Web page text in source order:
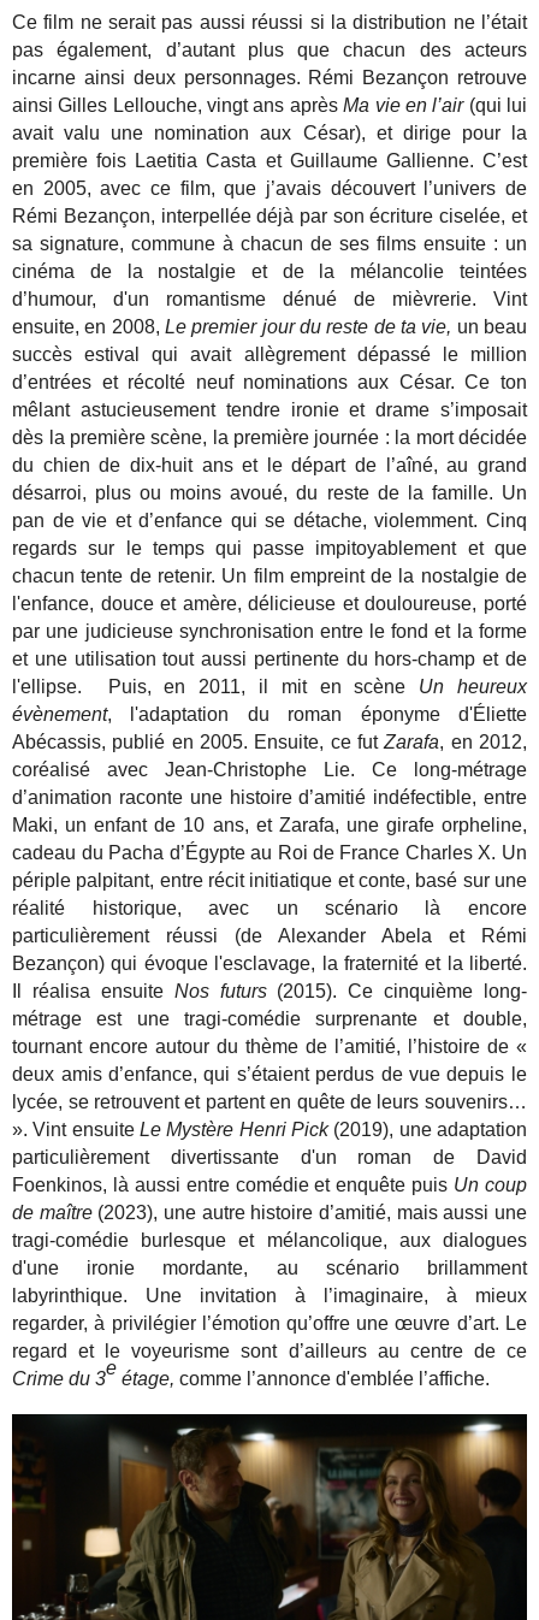
Ce film ne serait pas aussi réussi si la distribution ne l’était
pas également, d’autant plus que chacun des acteurs
incarne ainsi deux personnages. Rémi Bezançon retrouve
ainsi Gilles Lellouche, vingt ans aprèsMa vie en l’air(qui lui
avait valu une nomination aux César), et dirige pour la
première fois Laetitia Casta et Guillaume Gallienne. C’est
en 2005, avec ce film, que j’avais découvert l’univers de
Rémi Bezançon, interpellée déjà par son écriture ciselée, et
sa signature, commune à chacun de ses films ensuite : un
cinéma de la nostalgie et de la mélancolie teintées
d’humour, d'un romantisme dénué de mièvrerie. Vint
ensuite, en 2008,Le premier jour du reste de ta vie, un beau
succès estival qui avait allègrement dépassé le million
d’entrées et récolté neuf nominations aux César. Ce ton
mêlant astucieusement tendre ironie et drame s’imposait
dès la première scène, la première journée : la mort décidée
du chien de dix-huit ans et le départ de l’aîné, au grand
désarroi, plus ou moins avoué, du reste de la famille. Un
pan de vie et d’enfance qui se détache, violemment. Cinq
regards sur le temps qui passe impitoyablement et que
chacun tente de retenir. Un film empreint de la nostalgie de
l'enfance, douce et amère, délicieuse et douloureuse, porté
par une judicieuse synchronisation entre le fond et la forme
et une utilisation tout aussi pertinente du hors-champ et de
l'ellipse. Puis, en 2011, il mit en scène Un heureux
évènement, l'adaptation du roman éponyme d'Éliette
Abécassis, publié en 2005. Ensuite, ce futZarafa, en 2012,
coréalisé avec Jean-Christophe Lie. Ce long-métrage
d’animation raconte une histoire d’amitié indéfectible, entre
Maki, un enfant de 10 ans, et Zarafa, une girafe orpheline,
cadeau du Pacha d’Égypte au Roi de France Charles X. Un
périple palpitant, entre récit initiatique et conte, basé sur une
réalité historique, avec un scénario là encore
particulièrement réussi (de Alexander Abela et Rémi
Bezançon) qui évoque l'esclavage, la fraternité et la liberté.
Il réalisa ensuite Nos futurs(2015). Ce cinquième long-
métrage est une tragi-comédie surprenante et double,
tournant encore autour du thème de l’amitié,
l’histoire de «
deux amis d’enfance, qui s’étaient perdus de vue depuis le
lycée, se retrouvent et partent en quête de leurs souvenirs…
». Vint ensuiteLe Mystère Henri Pick(2019), une adaptation
particulièrement divertissante d'un roman de David
Foenkinos, là aussi entre comédie et enquête puis Un coup
de maître(2023), une autre histoire d’amitié, mais aussi une
tragi-comédie burlesque et mélancolique, aux dialogues
d'une ironie mordante, au scénario brillamment
labyrinthique. Une invitation à l’imaginaire, à mieux
regarder, à privilégier l’émotion qu’offre une œuvre d’art. Le
regard et le voyeurisme sont d’ailleurs au centre de ce
Crime du 3e étage, comme l’annonce d'emblée l’affiche.